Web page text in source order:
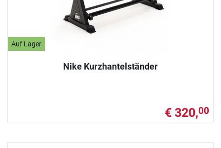
Auf Lager
Nike Kurzhantelständer
€ 320,00